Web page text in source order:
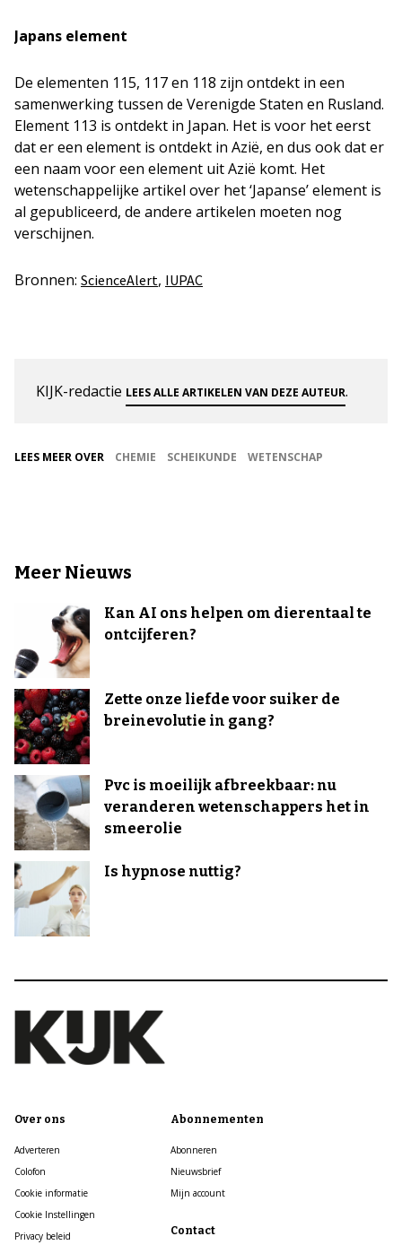
Japans element
De elementen 115, 117 en 118 zijn ontdekt in een
samenwerking tussen de Verenigde Staten en Rusland.
Element 113 is ontdekt in Japan. Het is voor het eerst
dat er een element is ontdekt in Azië, en dus ook dat er
een naam voor een element uit Azië komt. Het
wetenschappelijke artikel over het ‘Japanse’ element is
al gepubliceerd, de andere artikelen moeten nog
verschijnen.
Bronnen: ScienceAlert, IUPAC
KIJK-redactie LEES ALLE ARTIKELEN VAN DEZE AUTEUR.
LEES MEER OVER CHEMIE SCHEIKUNDE WETENSCHAP
Meer Nieuws
Kan AI ons helpen om dierentaal te
ontcijferen?
Zette onze liefde voor suiker de
breinevolutie in gang?
Pvc is moeilijk afbreekbaar: nu
veranderen wetenschappers het in
smeerolie
Is hypnose nuttig?
Over ons
Adverteren
Colofon
Cookie informatie
Cookie Instellingen
Privacy beleid
Abonnementen
Abonneren
Nieuwsbrief
Mijn account
Contact